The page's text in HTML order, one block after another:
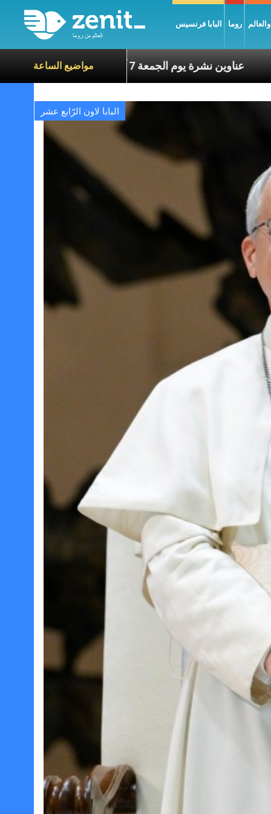
البابا فرنسيس روما
مواضيع الساعة
عناوين نشرة يوم الجمعة 7 آب 2026: السلام يُبنى بصبر يومًا بعد يوم معاناة الآخرين
البابا لاون الرّابع عشر